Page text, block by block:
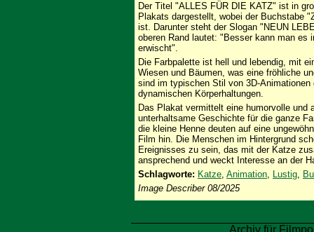
Der Titel "ALLES FÜR DIE KATZ" ist in
Plakats dargestellt, wobei der Buchstabe
ist. Darunter steht der Slogan "NEUN
oberen Rand lautet: "Besser kann man
erwischt".
Die Farbpalette ist hell und lebendig, mit
Wiesen und Bäumen, was eine fröhliche
sind im typischen Stil von 3D-
dynamischen Körperhaltungen.
Das Plakat vermittelt eine humorvolle und
unterhaltsame Geschichte für die ganze
die kleine Henne deuten auf eine
Film hin. Die Menschen im Hintergrund
Ereignisses zu sein, das mit der Katze
ansprechend und weckt Interesse an der
Schlagworte: Katze, Animation, Lustig,
Image Describer 08/2025